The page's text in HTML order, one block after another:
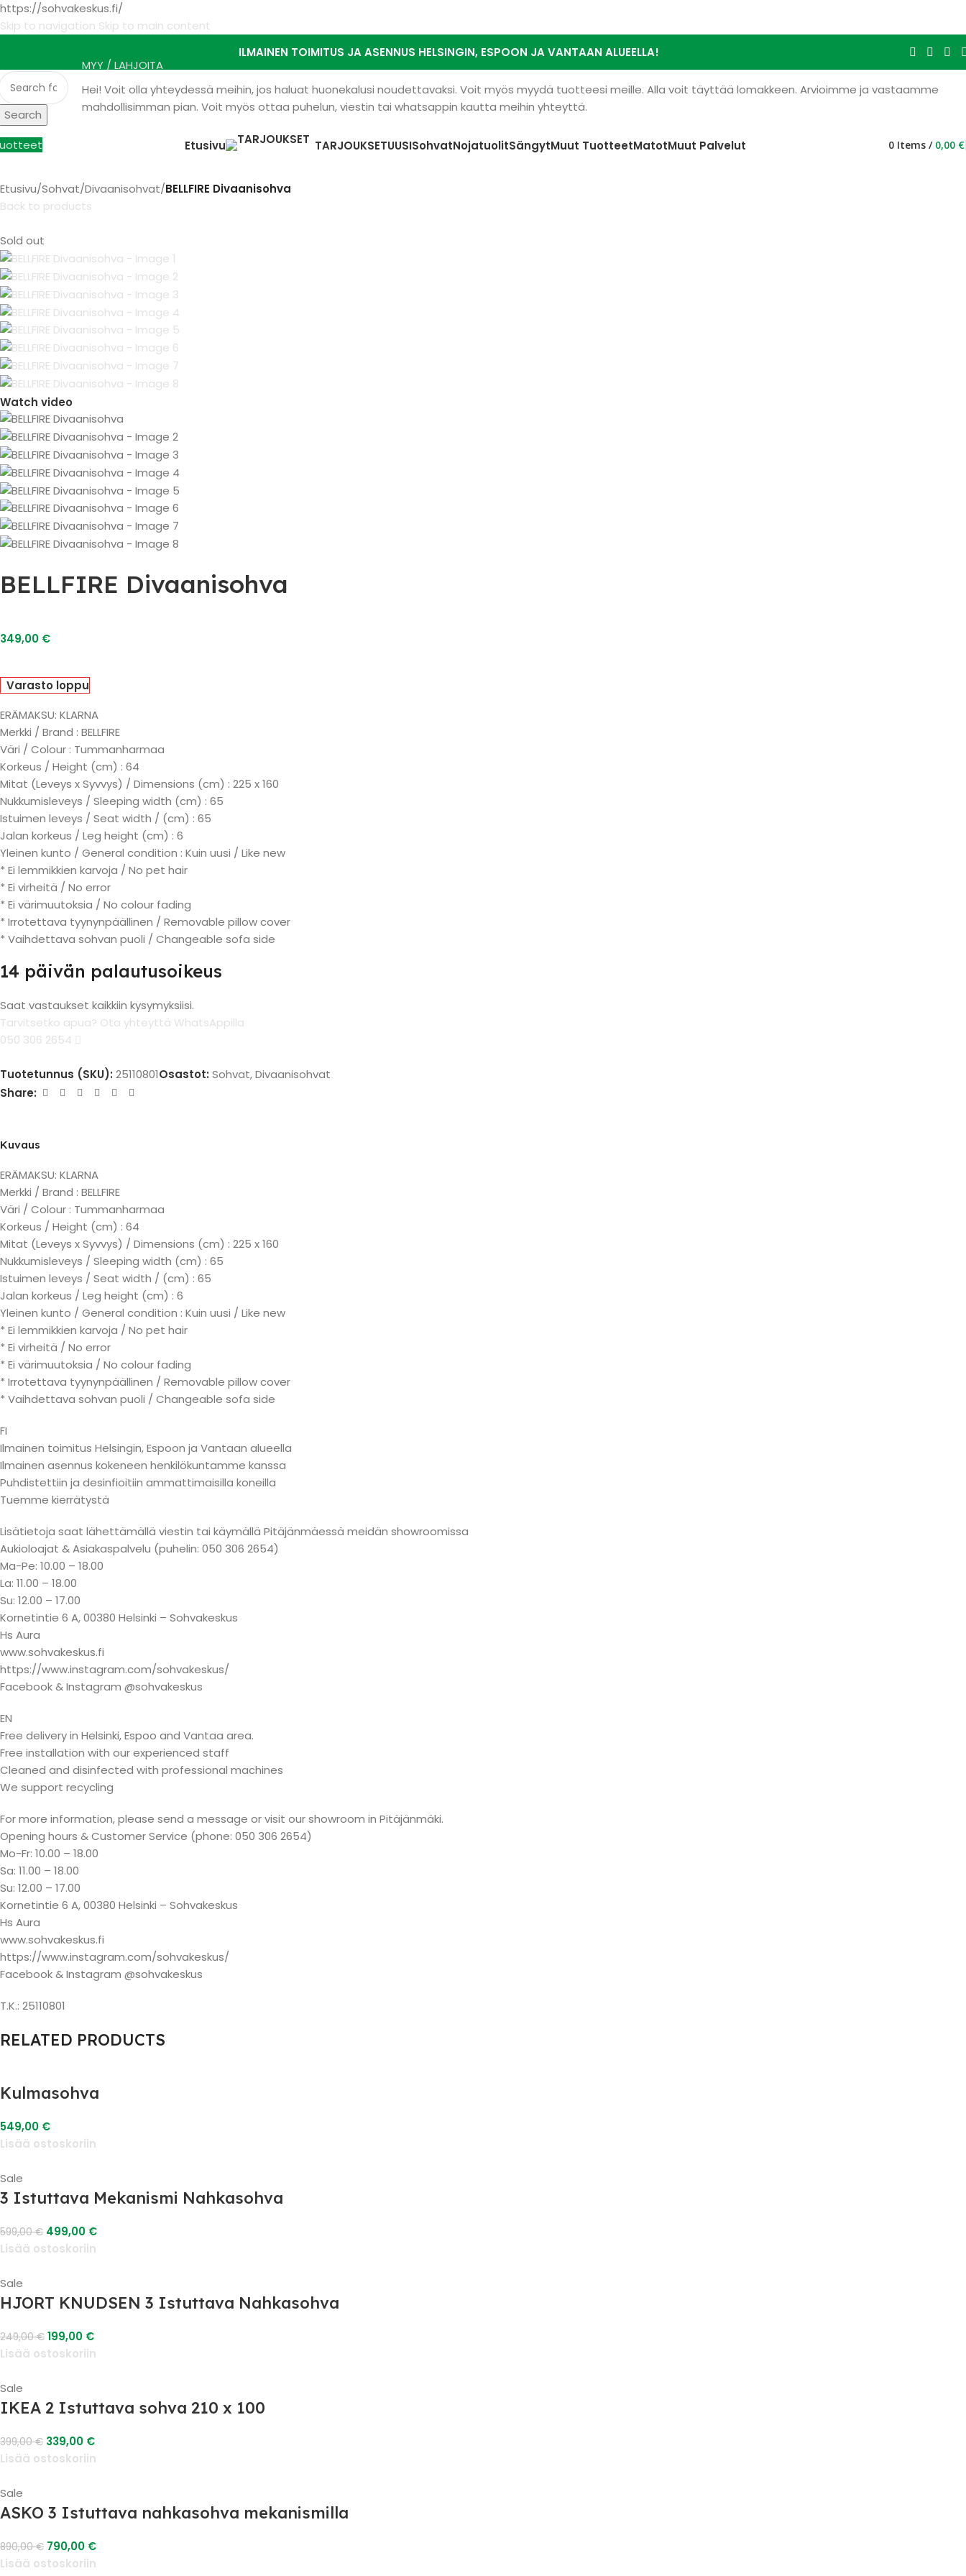
https://sohvakeskus.fi/
Skip to navigation Skip to main content
ILMAINEN TOIMITUS JA ASENNUS HELSINGIN, ESPOON JA VANTAAN ALUEELLA!
Search
MYY / LAHJOITA
Hei! Voit olla yhteydessä meihin, jos haluat huonekalusi noudettavaksi. Voit myös myydä tuotteesi meille. Alla voit täyttää lomakkeen. Arvioimme ja vastaamme
mahdollisimman pian. Voit myös ottaa puhelun, viestin tai whatsappin kautta meihin yhteyttä.
Etusivu TARJOUKSETUUSISohvatNojatuolitSängytMuut TuotteetMatotMuut Palvelut 0 Items / 0,00 €
Etusivu/Sohvat/Divaanisohvat/BELLFIRE Divaanisohva
Back to products
Sold out
Watch video
BELLFIRE Divaanisohva
349,00 €
Varasto loppu
ERÄMAKSU: KLARNA
Merkki / Brand : BELLFIRE
Väri / Colour : Tummanharmaa
Korkeus / Height (cm) : 64
Mitat (Leveys x Syvvys) / Dimensions (cm) : 225 x 160
Nukkumisleveys / Sleeping width (cm) : 65
Istuimen leveys / Seat width / (cm) : 65
Jalan korkeus / Leg height (cm) : 6
Yleinen kunto / General condition : Kuin uusi / Like new
* Ei lemmikkien karvoja / No pet hair
* Ei virheitä / No error
* Ei värimuutoksia / No colour fading
* Irrotettava tyynynpäällinen / Removable pillow cover
* Vaihdettava sohvan puoli / Changeable sofa side
14 päivän palautusoikeus
Saat vastaukset kaikkiin kysymyksiisi.
Tarvitsetko apua? Ota yhteyttä WhatsAppilla
050 306 2654
Tuotetunnus (SKU): 25110801Osastot: Sohvat,Divaanisohvat
Share:
Kuvaus
ERÄMAKSU: KLARNA
Merkki / Brand : BELLFIRE
Väri / Colour : Tummanharmaa
Korkeus / Height (cm) : 64
Mitat (Leveys x Syvvys) / Dimensions (cm) : 225 x 160
Nukkumisleveys / Sleeping width (cm) : 65
Istuimen leveys / Seat width / (cm) : 65
Jalan korkeus / Leg height (cm) : 6
Yleinen kunto / General condition : Kuin uusi / Like new
* Ei lemmikkien karvoja / No pet hair
* Ei virheitä / No error
* Ei värimuutoksia / No colour fading
* Irrotettava tyynynpäällinen / Removable pillow cover
* Vaihdettava sohvan puoli / Changeable sofa side
FI
Ilmainen toimitus Helsingin, Espoon ja Vantaan alueella
Ilmainen asennus kokeneen henkilökuntamme kanssa
Puhdistettiin ja desinfioitiin ammattimaisilla koneilla
Tuemme kierrätystä
Lisätietoja saat lähettämällä viestin tai käymällä Pitäjänmäessä meidän showroomissa
Aukioloajat & Asiakaspalvelu (puhelin: 050 306 2654)
Ma-Pe: 10.00 – 18.00
La: 11.00 – 18.00
Su: 12.00 – 17.00
Kornetintie 6 A, 00380 Helsinki – Sohvakeskus
Hs Aura
www.sohvakeskus.fi
https://www.instagram.com/sohvakeskus/
Facebook & Instagram @sohvakeskus
EN
Free delivery in Helsinki, Espoo and Vantaa area.
Free installation with our experienced staff
Cleaned and disinfected with professional machines
We support recycling
For more information, please send a message or visit our showroom in Pitäjänmäki.
Opening hours & Customer Service (phone: 050 306 2654)
Mo-Fr: 10.00 – 18.00
Sa: 11.00 – 18.00
Su: 12.00 – 17.00
Kornetintie 6 A, 00380 Helsinki – Sohvakeskus
Hs Aura
www.sohvakeskus.fi
https://www.instagram.com/sohvakeskus/
Facebook & Instagram @sohvakeskus
T.K.: 25110801
RELATED PRODUCTS
Kulmasohva
549,00 €
Lisää ostoskoriin
Sale
3 Istuttava Mekanismi Nahkasohva
599,00€ 499,00 €
Lisää ostoskoriin
Sale
HJORT KNUDSEN 3 Istuttava Nahkasohva
249,00€ 199,00 €
Lisää ostoskoriin
Sale
IKEA 2 Istuttava sohva 210 x 100
399,00€ 339,00 €
Lisää ostoskoriin
Sale
ASKO 3 Istuttava nahkasohva mekanismilla
890,00€ 790,00 €
Lisää ostoskoriin